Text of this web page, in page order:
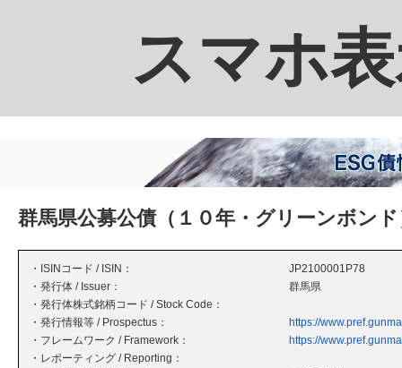
スマホ
群馬県公募公債（１０年・グリーンボン
・ISINコード / ISIN：
JP2100001P78
・発行体 / Issuer：
群馬県
・発行体株式銘柄コード / Stock Code：
・発行情報等 / Prospectus：
https://
・フレームワーク / Framework：
https://
・レポーティング / Reporting：